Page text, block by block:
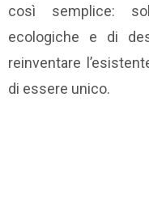
così semplice:
ecologiche e di
reinventare
di essere unico.